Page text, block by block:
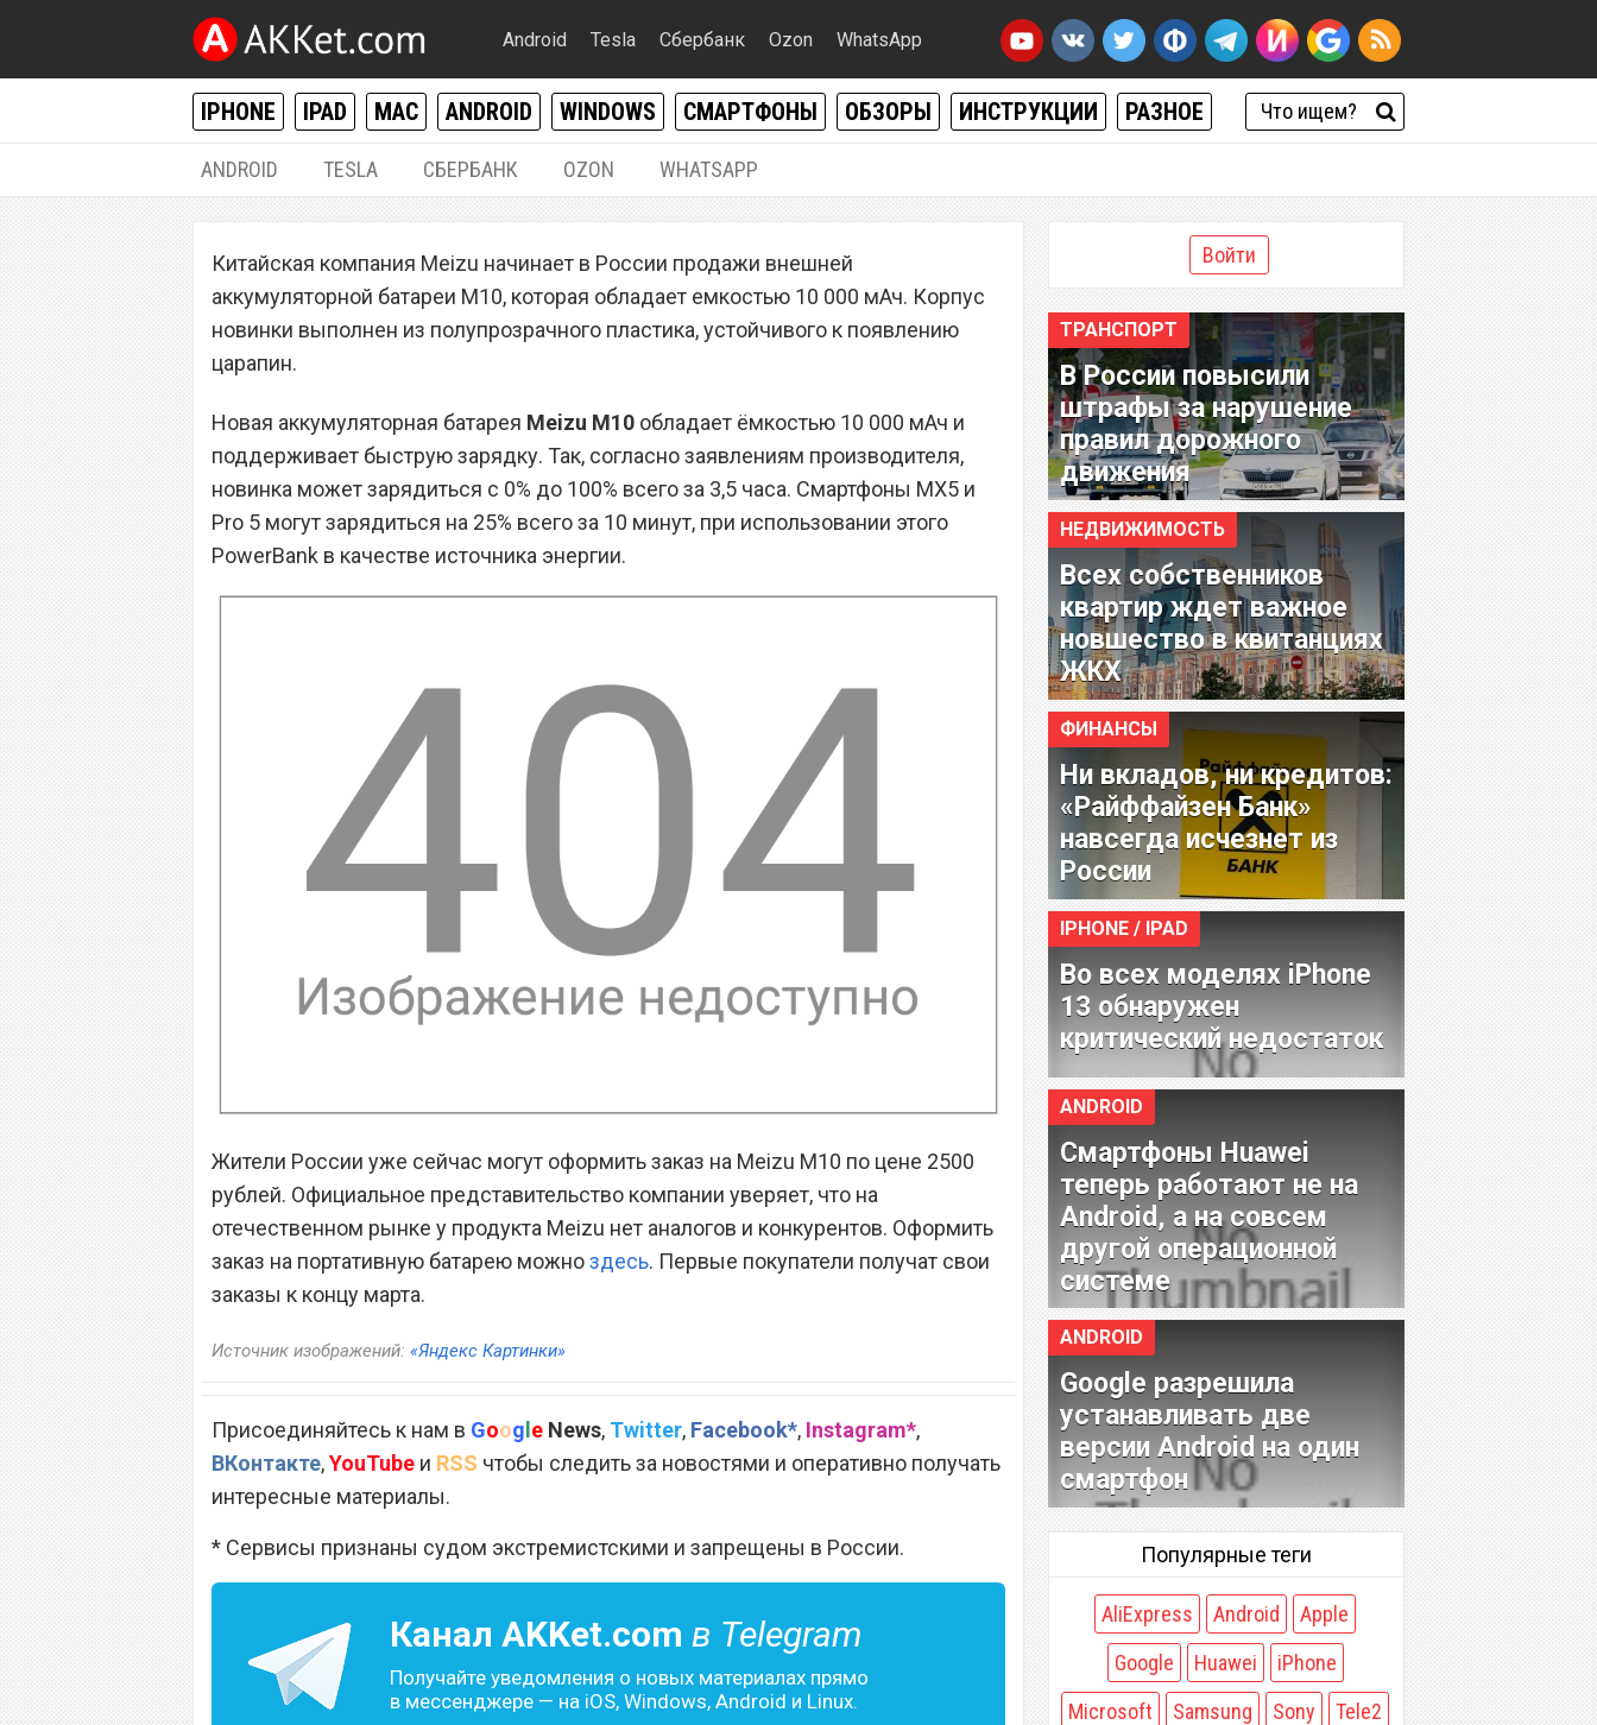
Android Tesla Сбербанк Ozon WhatsApp
IPHONE IPAD MAC ANDROID WINDOWS СМАРТФОНЫ ОБЗОРЫ ИНСТРУКЦИИ РАЗНОЕ
ANDROID TESLA СБЕРБАНК OZON WHATSAPP
Внешняя батарея Meizu M10 стала
доступна для заказа в России
Китайская компания Meizu начинает в России продажи внешней
аккумуляторной батареи M10, которая обладает емкостью 10 000 мАч. Корпус
новинки выполнен из полупрозрачного пластика, устойчивого к появлению
царапин.
Новая аккумуляторная батарея Meizu M10 обладает ёмкостью 10 000 мАч и
поддерживает быструю зарядку. Так, согласно заявлениям производителя,
новинка может зарядиться с 0% до 100% всего за 3,5 часа. Смартфоны MX5 и
Pro 5 могут зарядиться на 25% всего за 10 минут, при использовании этого
PowerBank в качестве источника энергии.
Жители России уже сейчас могут оформить заказ на Meizu M10 по цене 2500
рублей. Официальное представительство компании уверяет, что на
отечественном рынке у продукта Meizu нет аналогов и конкурентов. Оформить
заказ на портативную батарею можноздесь. Первые покупатели получат свои
заказы к концу марта.
Источник изображений: «Яндекс Картинки»
Присоединяйтесь к нам в Goog e News, Twitter, Facebook*, Instagram*,
ВКонтакте,YouTube и RSS чтобы следить за новостями и оперативно получать
интересные материалы.
* Сервисы признаны судом экстремистскими и запрещены в России.
Канал AKKet.com в Telegram
Получайте уведомления о новых материалах прямо
в мессенджере — на iOS, Windows, Android и Linux.
Войти
ТРАНСПОРТ
В России повысили
штрафы за нарушение
правил дорожного
движения
НЕДВИЖИМОСТЬ
Всех собственников
квартир ждет важное
новшество в квитанциях
ЖКХ
ФИНАНСЫ
Ни вкладов, ни кредитов:
«Райффайзен Банк»
навсегда исчезнет из
России
IPHONE / IPAD
Во всех моделях iPhone
13 обнаружен
критический недостаток
ANDROID
Смартфоны Huawei
теперь работают не на
Android, а на совсем
другой операционной
системе
ANDROID
Google разрешила
устанавливать две
версии Android на один
смартфон
Популярные теги
AliExpress Android
Apple
Google
Huawei
iPhone
Microsoft
Samsung Sony
Tele2